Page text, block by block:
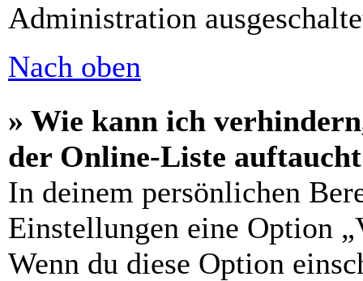
Administration
Nach oben
» Wie kann ich
der Online-Liste
In deinem persönlichen
Einstellungen eine Option
Wenn du diese Option